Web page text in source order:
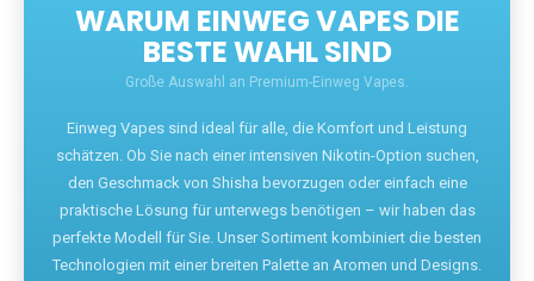
WARUM EINWEG VAPES DIE
BESTE WAHL SIND
Große Auswahl an Premium-Einweg Vapes.
Einweg Vapes sind ideal für alle, die Komfort und Leistung
schätzen. Ob Sie nach einer intensiven Nikotin-Option suchen,
den Geschmack von Shisha bevorzugen oder einfach eine
praktische Lösung für unterwegs benötigen – wir haben das
perfekte Modell für Sie. Unser Sortiment kombiniert die besten
Technologien mit einer breiten Palette an Aromen und Designs.